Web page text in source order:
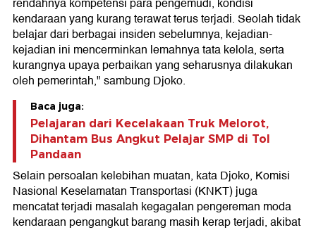
rendahnya kompetensi para pengemudi, kondisi
kendaraan yang kurang terawat terus terjadi. Seolah tidak
belajar dari berbagai insiden sebelumnya, kejadian-
kejadian ini mencerminkan lemahnya tata kelola, serta
kurangnya upaya perbaikan yang seharusnya dilakukan
oleh pemerintah," sambung Djoko.
Baca juga:
Pelajaran dari Kecelakaan Truk Melorot,
Dihantam Bus Angkut Pelajar SMP di Tol
Pandaan
Selain persoalan kelebihan muatan, kata Djoko, Komisi
Nasional Keselamatan Transportasi (KNKT) juga
mencatat terjadi masalah kegagalan pengereman moda
kendaraan pengangkut barang masih kerap terjadi, akibat